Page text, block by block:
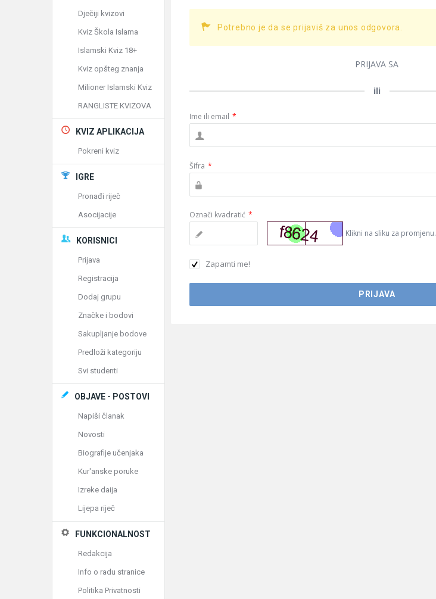
Potrebno je da se prijaviš za unos odgovora.
PRIJAVA SA
ili
Ime ili email *
Šifra *
Označi kvadratić *
Klikni na sliku za promjenu.
Zapamti me!
Dječiji kvizovi
Kviz Škola Islama
Islamski Kviz 18+
Kviz opšteg znanja
Milioner Islamski Kviz
RANGLISTE KVIZOVA
KVIZ APLIKACIJA
Pokreni kviz
IGRE
Pronađi riječ
Asocijacije
KORISNICI
Prijava
Registracija
Dodaj grupu
Značke i bodovi
Sakupljanje bodove
Predloži kategoriju
Svi studenti
OBJAVE - POSTOVI
Napiši članak
Novosti
Biografije učenjaka
Kur'anske poruke
Izreke daija
Lijepa riječ
FUNKCIONALNOST
Redakcija
Info o radu stranice
Politika Privatnosti